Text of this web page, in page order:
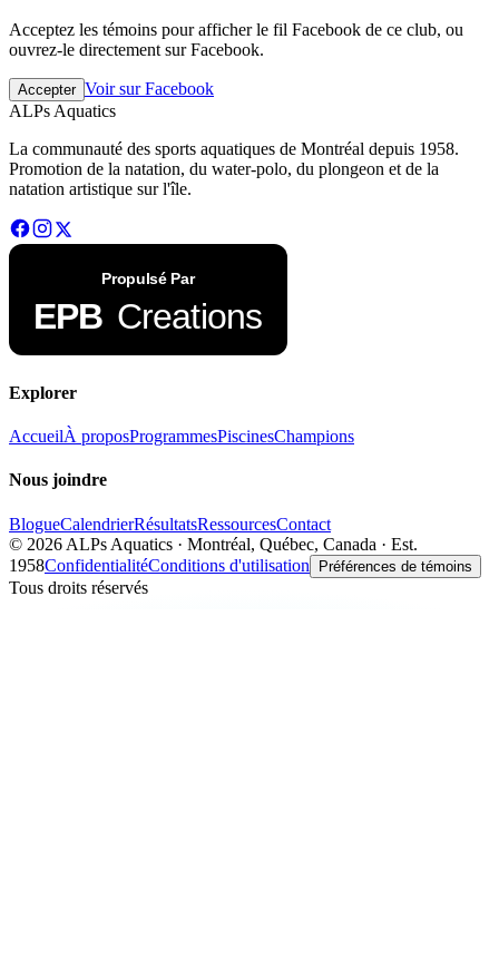
Acceptez les témoins pour afficher le fil Facebook de ce club, ou
ouvrez-le directement sur Facebook.
Accepter Voir sur Facebook
ALPs Aquatics
La communauté des sports aquatiques de Montréal depuis 1958.
Promotion de la natation, du water-polo, du plongeon et de la
natation artistique sur l'île.
Explorer
AccueilÀ proposProgrammesPiscinesChampions
Nous joindre
BlogueCalendrierRésultatsRessourcesContact
© 2026 ALPs Aquatics · Montréal, Québec, Canada · Est.
1958ConfidentialitéConditions d'utilisation Préférences de témoins
Tous droits réservés